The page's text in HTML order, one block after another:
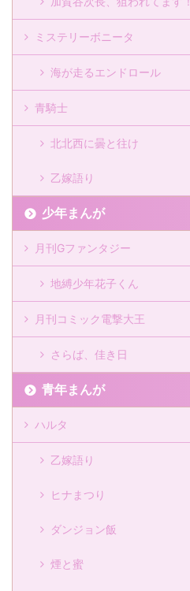
ミステリーボニータ
海が走るエンドロール
青騎士
北北西に曇と往け
乙嫁語り
少年まんが
月刊Gファンタジー
地縛少年花子くん
月刊コミック電撃大王
さらば、佳き日
青年まんが
ハルタ
乙嫁語り
ヒナまつり
ダンジョン飯
煙と蜜